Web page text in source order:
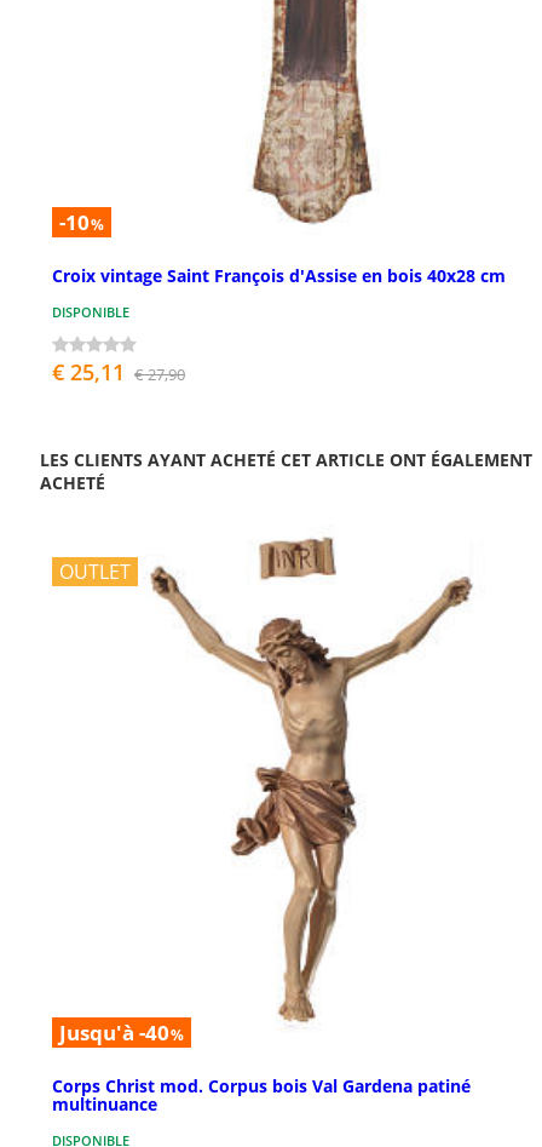
-10%
Croix vintage Saint François d'Assise en bois 40x28 cm
DISPONIBLE
€ 25,11 € 27,90
LES CLIENTS AYANT ACHETÉ CET ARTICLE ONT ÉGALEMENT
ACHETÉ
OUTLET
Jusqu'à -40%
Corps Christ mod. Corpus bois Val Gardena patiné
multinuance
DISPONIBLE